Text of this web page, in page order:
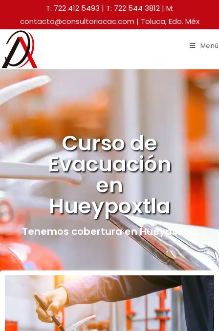
T: 722 412 5493 | T: 722 544 3812| M:
contacto@consultoriacac.com | Toluca, Edo. Méx
Menú
Curso de
Evacuación
en
Hueypoxtla
Tenemos cobertura en Hueypoxtla